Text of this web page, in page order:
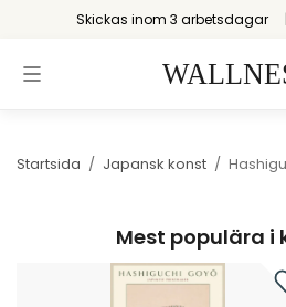
Skickas inom 3 arbetsdagar
Startsida / Japansk konst /
Mest populära i